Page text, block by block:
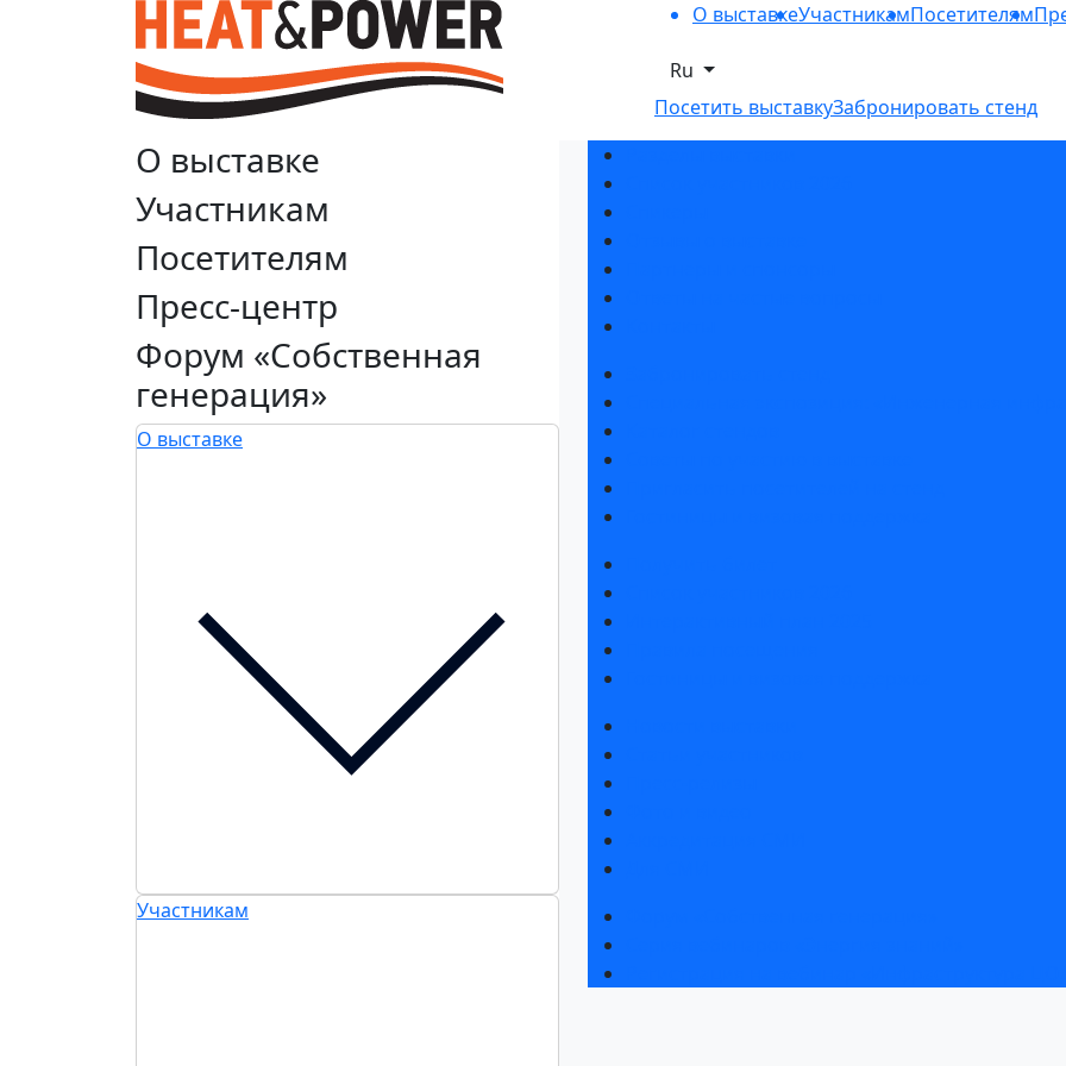
О выставкеУчастникамПосетителям
Ru
Посетить выставкуЗабронировать стенд
О выставке
Участникам
Посетителям
Пресс-центр
Форум «Собственная
генерация»
О выставке
Участникам